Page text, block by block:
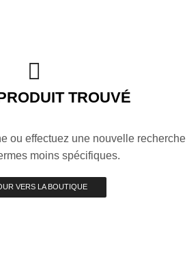
TROUVÉ
ou effectuez une nouvelle recherche
moins spécifiques.
VERS LA BOUTIQUE